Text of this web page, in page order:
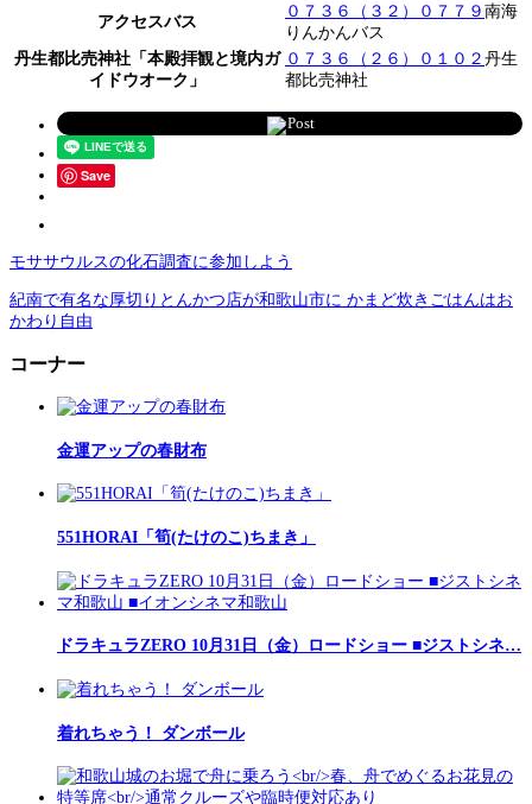
アクセスバス
０７３６（３２）０７７９ 南海
りんかんバス
丹生都比売神社「本殿拝観と境内ガ
イドウオーク」
０７３６（２６）０１０２ 丹生
都比売神社
Post
Save
モササウルスの化石調査に参加しよう
紀南で有名な厚切りとんかつ店が和歌山市に かまど炊きごはんはお
かわり自由
コーナー
金運アップの春財布
551HORAI「筍(たけのこ)ちまき」
ドラキュラZERO 10月31日（金）ロードショー ■ジストシネ…
着れちゃう！ ダンボール